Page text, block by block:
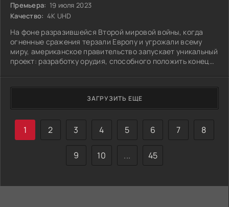
Премьера: 19 июля 2023
Качество: 4K UHD
На фоне разразившейся Второй мировой войны, когда
огненные сражения терзали Европу и угрожали всему
миру, американское правительство запускает уникальный
проект: разработку орудия, способного положить конец
ЗАГРУЗИТЬ ЕЩЕ
1 2 3 4 5 6 7 8
9 10 ... 45